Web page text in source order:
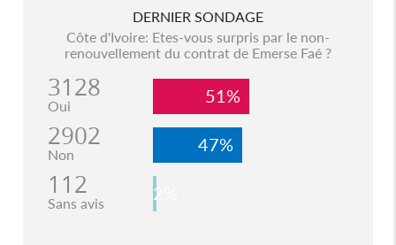
DERNIER SONDAGE
Côte d'Ivoire: Etes-vous surpris par le non-
renouvellement du contrat de Emerse Faé ?
3128
Oui 51%
2902
Non 47%
112
Sans avis 2%